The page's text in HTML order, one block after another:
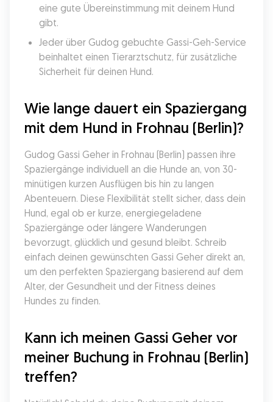
eine gute Übereinstimmung mit deinem Hund
gibt.
Jeder über Gudog gebuchte Gassi-Geh-Service
beinhaltet einen Tierarztschutz, für zusätzliche
Sicherheit für deinen Hund.
Wie lange dauert ein Spaziergang
mit dem Hund in Frohnau (Berlin)?
Gudog Gassi Geher in Frohnau (Berlin) passen ihre
Spaziergänge individuell an die Hunde an, von 30-
minütigen kurzen Ausflügen bis hin zu langen
Abenteuern. Diese Flexibilität stellt sicher, dass dein
Hund, egal ob er kurze, energiegeladene
Spaziergänge oder längere Wanderungen
bevorzugt, glücklich und gesund bleibt. Schreib
einfach deinen gewünschten Gassi Geher direkt an,
um den perfekten Spaziergang basierend auf dem
Alter, der Gesundheit und der Fitness deines
Hundes zu finden.
Kann ich meinen Gassi Geher vor
meiner Buchung in Frohnau (Berlin)
treffen?